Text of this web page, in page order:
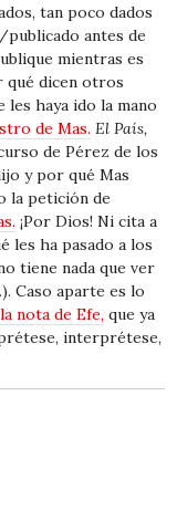
tan poco dados
publicado antes de
mientras es
qué dicen otros
les haya ido la mano
de Mas. El País,
de Pérez de los
y por qué Mas
la petición de
¡Por Dios! Ni cita a
les ha pasado a los
tiene nada que ver
Caso aparte es lo
la nota de Efe, que ya
interprétese,